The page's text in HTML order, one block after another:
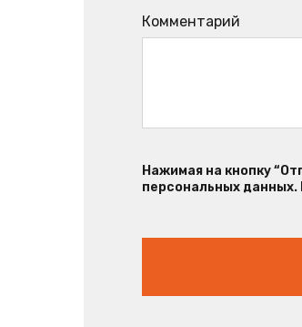
Комментарий
Нажимая на кнопку
персональных данных.